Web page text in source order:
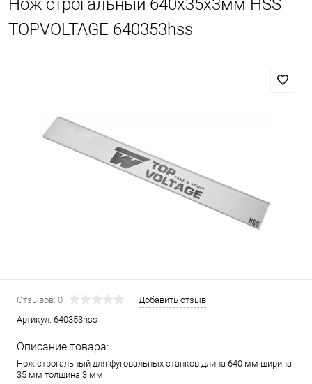
Нож строгальный 640x35x3мм HSS
TOPVOLTAGE 640353hss
Отзывов: 0
Добавить отзыв
Артикул: 640353hss
Описание товара:
Нож строгальный для фуговальных станков длина 640 мм ширина
35 мм толщина 3 мм.